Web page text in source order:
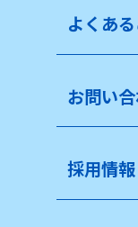
よくあ
お問い
採用情報